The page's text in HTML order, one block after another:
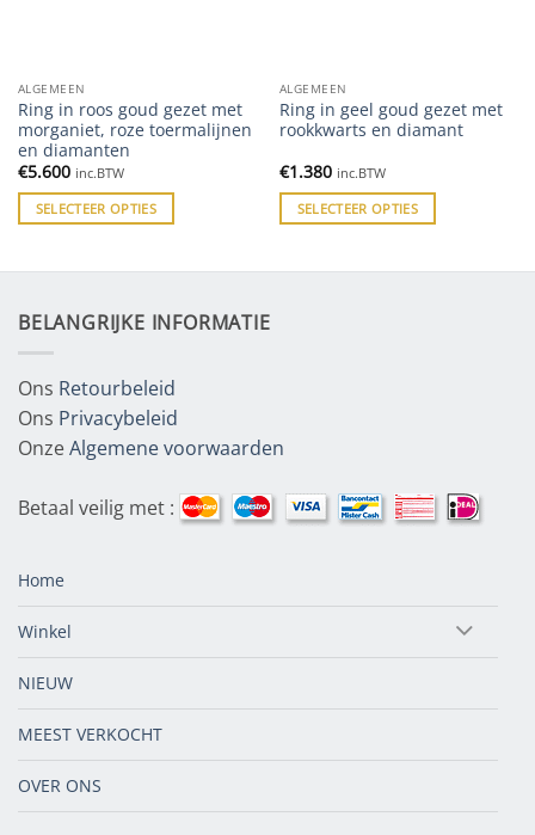
ALGEMEEN
Ring in roos goud gezet met
morganiet, roze toermalijnen
en diamanten
€5.600 inc.BTW
SELECTEER OPTIES
ALGEMEEN
Ring in geel goud gezet met
rookkwarts en diamant
€1.380 inc.BTW
SELECTEER OPTIES
BELANGRIJKE INFORMATIE
Ons Retourbeleid
Ons Privacybeleid
OnzeAlgemene voorwaarden
Betaal veilig met :
Home
Winkel
NIEUW
MEEST VERKOCHT
OVER ONS